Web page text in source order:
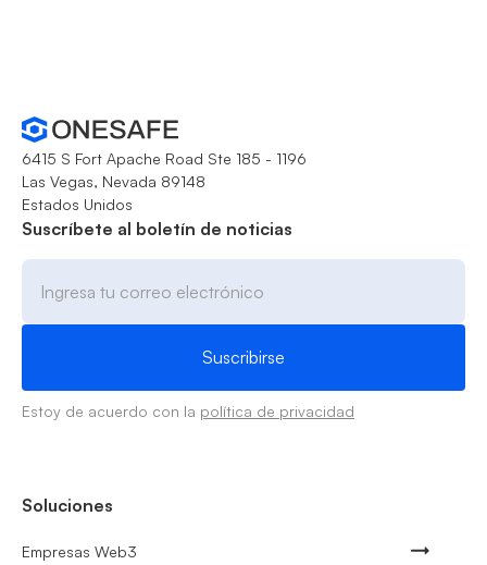
6415 S Fort Apache Road Ste 185 - 1196
Las Vegas, Nevada 89148
Estados Unidos
Suscríbete al boletín de noticias
Estoy de acuerdo con la política de privacidad
Soluciones
Empresas Web3